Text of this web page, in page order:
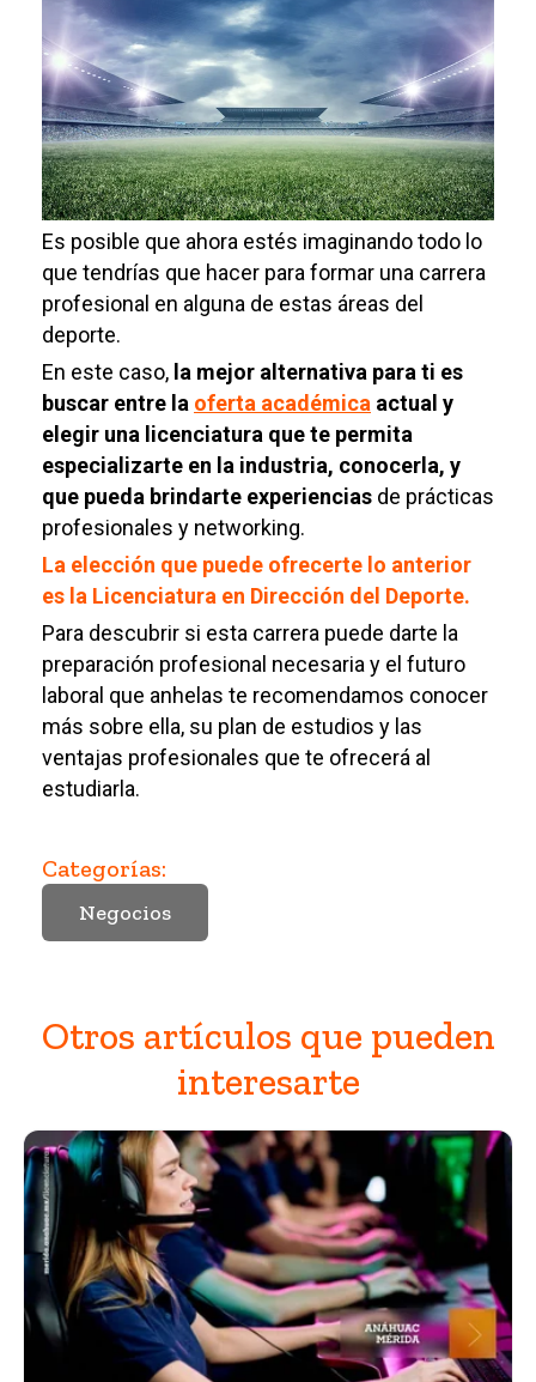
Es posible que ahora estés imaginando todo lo
que tendrías que hacer para formar una carrera
profesional en alguna de estas áreas del
deporte.
En este caso, la mejor alternativa para ti es
buscar entre la oferta académica actual y
elegir una licenciatura que te permita
especializarte en la industria, conocerla, y
que pueda brindarte experiencias de prácticas
profesionales y networking.
La elección que puede ofrecerte lo anterior
es la Licenciatura en Dirección del Deporte.
Para descubrir si esta carrera puede darte la
preparación profesional necesaria y el futuro
laboral que anhelas te recomendamos conocer
más sobre ella, su plan de estudios y las
ventajas profesionales que te ofrecerá al
estudiarla.
Categorías:
Negocios
Otros artículos que pueden
interesarte